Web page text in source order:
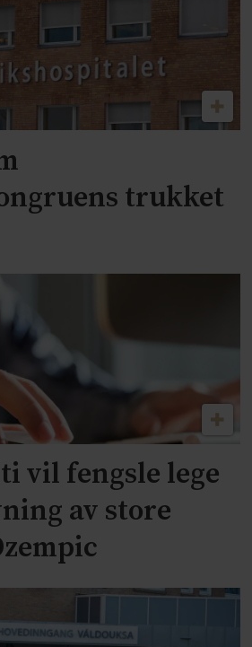
trukket
vil fengsle lege
av store